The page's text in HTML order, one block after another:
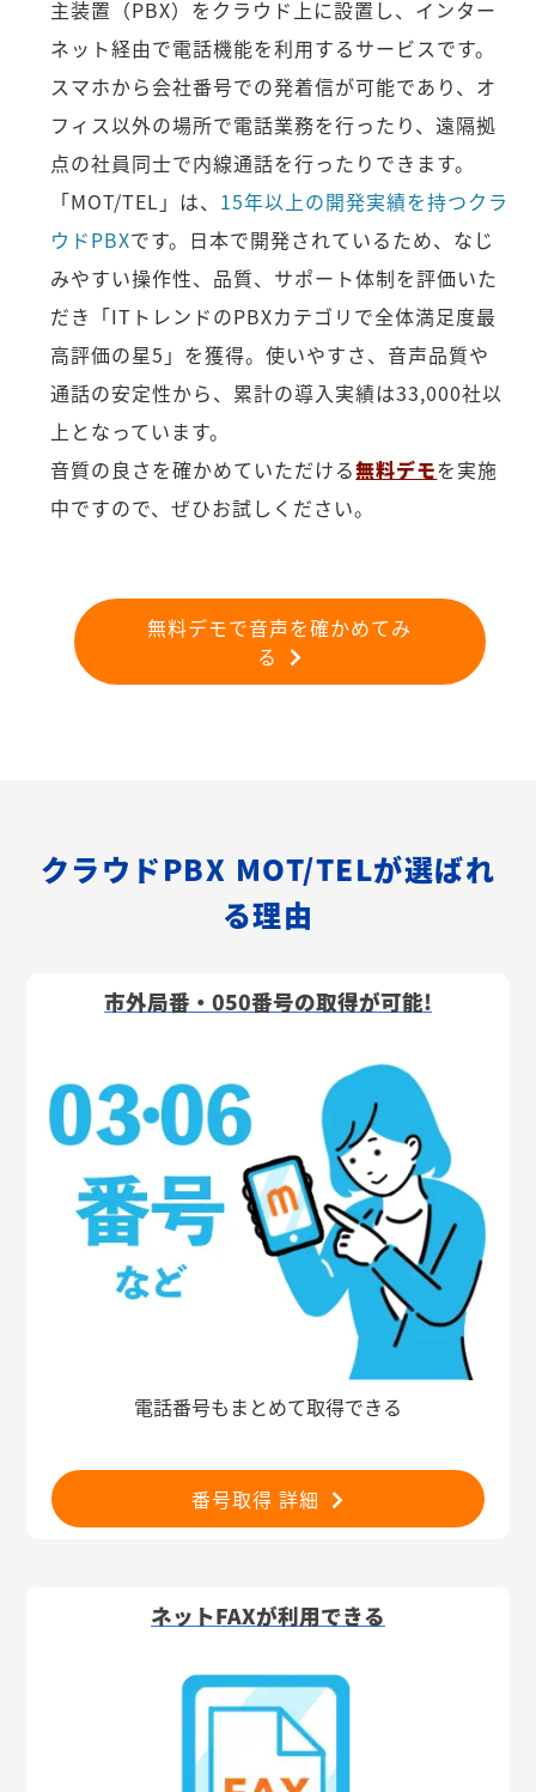
主装置（PBX）をクラウド上に設置し、インター
ネット経由で電話機能を利用するサービスです。
スマホから会社番号での発着信が可能であり、オ
フィス以外の場所で電話業務を行ったり、遠隔拠
点の社員同士で内線通話を行ったりできます。
「MOT/TEL」は、 15年以上の開発実績を持つクラ
ウドPBXです。日本で開発されているため、なじ
みやすい操作性、品質、サポート体制を評価いた
だき「ITトレンドのPBXカテゴリで全体満足度最
高評価の星5」を獲得。使いやすさ、音声品質や
通話の安定性から、累計の導入実績は33,000社以
上となっています。
音質の良さを確かめていただける無料デモを実施
中ですので、ぜひお試しください。
無料デモで音声を確かめてみ
る
クラウドPBX MOT/TELが選ばれ
る理由
市外局番・050番号の取得が可能!
電話番号もまとめて取得できる
番号取得 詳細
ネットFAXが利用できる